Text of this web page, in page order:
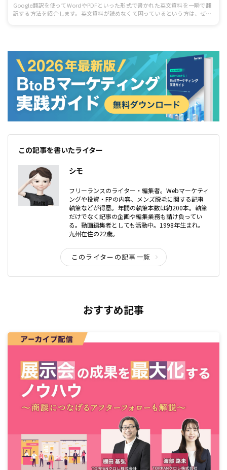
Google翻訳を使ってWordやPDFといった形式で書かれた英文資料を一瞬で翻
訳する方法を紹介します。英文資料が読めなくて困っているという方は、ぜひ
この記事を書いたライター
シモ
フリーランスのライター・編集者。Webマーケティ
ングや投資・FPの内容、メンズ脱毛に関する記事
執筆などが得意。年間の執筆本数は約200本。執筆
だけでなく記事の企画や編集業務も請け負ってい
る。動画編集者としても活動中。1998年生まれ。
九州在住の22歳。
このライターの記事一覧
おすすめ記事